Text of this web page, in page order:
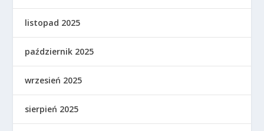
listopad 2025
październik 2025
wrzesień 2025
sierpień 2025